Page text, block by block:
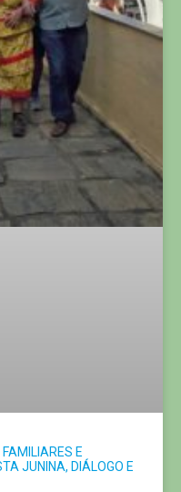
E
JUNINA, DIÁLOGO E